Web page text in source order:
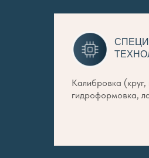
Калибровка
гидроформовка,